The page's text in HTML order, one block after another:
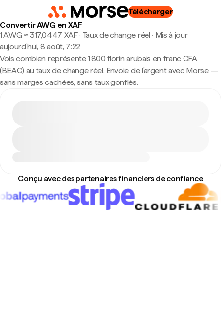
Télécharger
Convertir AWG en XAF
1 AWG ≈ 317,0447 XAF · Taux de change réel · Mis à jour
aujourd’hui, 8 août, 7:22
Vois combien représente 1 800 florin arubais en franc CFA
(BEAC) au taux de change réel. Envoie de l'argent avec Morse —
sans marges cachées, sans taux gonflés.
Conçu avec des partenaires financiers de confiance